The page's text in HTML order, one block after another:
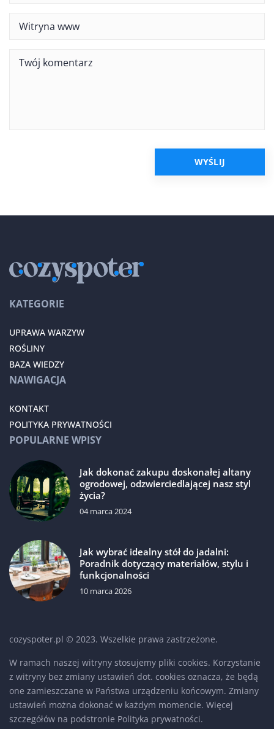
KATEGORIE
UPRAWA WARZYW
ROŚLINY
BAZA WIEDZY
NAWIGACJA
KONTAKT
POLITYKA PRYWATNOŚCI
POPULARNE WPISY
Jak dokonać zakupu doskonałej altany
ogrodowej, odzwierciedlającej nasz styl
życia?
04 marca 2024
Jak wybrać idealny stół do jadalni:
Poradnik dotyczący materiałów, stylu i
funkcjonalności
10 marca 2026
cozyspoter.pl © 2023. Wszelkie prawa zastrzeżone.
W ramach naszej witryny stosujemy pliki cookies. Korzystanie
z witryny bez zmiany ustawień dot. cookies oznacza, że będą
one zamieszczane w Państwa urządzeniu końcowym. Zmiany
ustawień można dokonać w każdym momencie. Więcej
szczegółów na podstronie Polityka prywatności.